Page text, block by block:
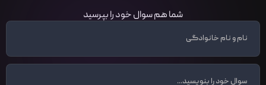
شما هم سوال خود را بپرسید